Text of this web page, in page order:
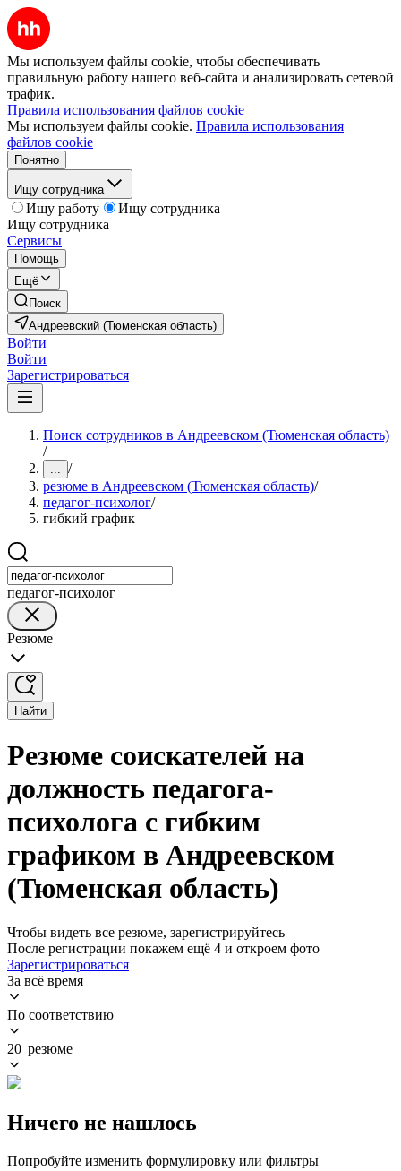
Мы используем файлы cookie, чтобы обеспечивать
правильную работу нашего веб-сайта и анализировать сетевой
трафик.
Правила использования файлов cookie
Мы используем файлы cookie. Правила использования
файлов cookie
Понятно
Ищу сотрудника
Ищу работу
Ищу сотрудника
Ищу сотрудника
Сервисы
Помощь
Ещё
Поиск
Андреевский (Тюменская область)
Войти
Войти
Зарегистрироваться
Поиск сотрудников в Андреевском (Тюменская область)
/
... /
резюме в Андреевском (Тюменская область)/
педагог-психолог/
гибкий график
педагог-психолог
Резюме
Найти
Резюме соискателей на
должность педагога-
психолога с гибким
графиком в Андреевском
(Тюменская область)
Чтобы видеть все резюме, зарегистрируйтесь
После регистрации покажем ещё 4 и откроем фото
Зарегистрироваться
За всё время
По соответствию
20 резюме
Ничего не нашлось
Попробуйте изменить формулировку или фильтры